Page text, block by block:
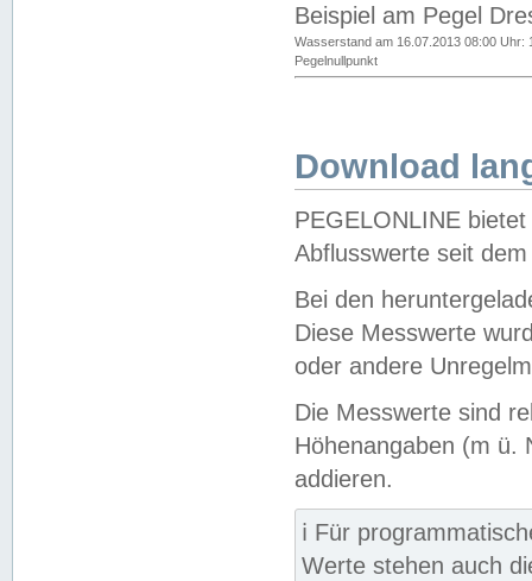
Beispiel am Pegel
Wasserstand am 16.07.2013 08:00 Uhr:
Pegelnullpunkt
Download
PEGELONLINE
Abflusswerte seit
Bei den
Diese Messwerte
oder andere
Die Messwerte sind
Höhenangaben (m ü.
addieren.
ℹ️ Für
Werte stehen auch